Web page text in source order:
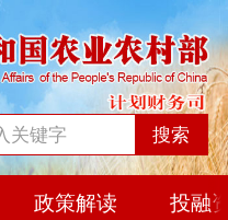
搜索
政策解读 投融